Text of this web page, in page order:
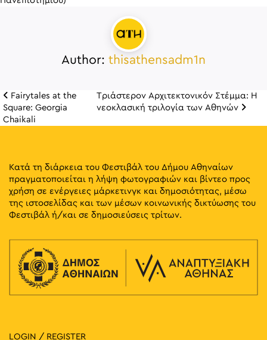
Author: thisathensadm1n
Πλοήγηση
Fairytales at the
Square: Georgia
Chaikali
Τριάστερον Αρχιτεκτονικόν Στέμμα: Η
νεοκλασική τριλογία των Αθηνών
Κατά τη διάρκεια του Φεστιβάλ του Δήμου Αθηναίων
πραγματοποιείται η λήψη φωτογραφιών και βίντεο προς
χρήση σε ενέργειες μάρκετινγκ και δημοσιότητας, μέσω
της ιστοσελίδας και των μέσων κοινωνικής δικτύωσης του
Φεστιβάλ ή/και σε δημοσιεύσεις τρίτων.
LOGIN / REGISTER